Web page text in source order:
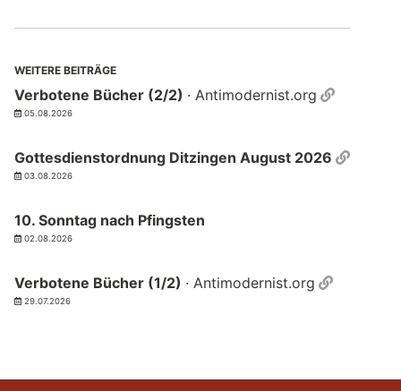
WEITERE BEITRÄGE
Verbotene Bücher (2/2) · Antimodernist.org
05.08.2026
Gottesdienstordnung Ditzingen August 2026
03.08.2026
10. Sonntag nach Pfingsten
02.08.2026
Verbotene Bücher (1/2) · Antimodernist.org Permalink
29.07.2026